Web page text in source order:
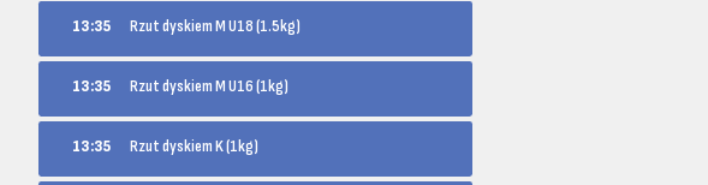
13:35 Rzut dyskiem M U18 (1.5kg)
13:35 Rzut dyskiem M U16 (1kg)
13:35 Rzut dyskiem K (1kg)